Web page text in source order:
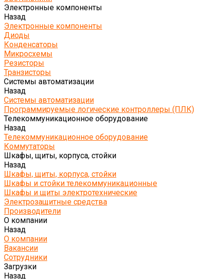
Электронные компоненты
Назад
Электронные компоненты
Диоды
Конденсаторы
Микросхемы
Резисторы
Транзисторы
Системы автоматизации
Назад
Системы автоматизации
Программируемые логические контроллеры (ПЛК)
Телекоммуникационное оборудование
Назад
Телекоммуникационное оборудование
Коммутаторы
Шкафы, щиты, корпуса, стойки
Назад
Шкафы, щиты, корпуса, стойки
Шкафы и стойки телекоммуникационные
Шкафы и щиты электротехнические
Электрозащитные средства
Производители
О компании
Назад
О компании
Вакансии
Сотрудники
Загрузки
Назад